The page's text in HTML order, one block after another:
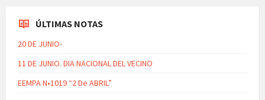
ÚLTIMAS NOTAS
20 DE JUNIO-
11 DE JUNIO. DIA NACIONAL DEL VECINO
EEMPA N•1019 “2 De ABRIL”